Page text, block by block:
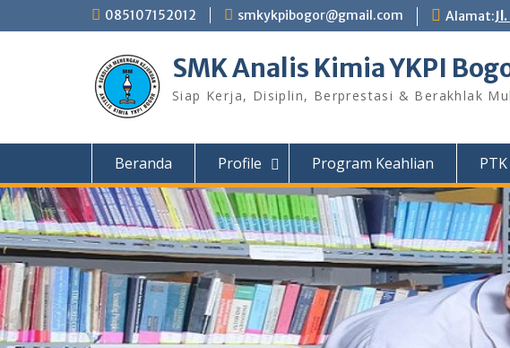
to
085107152012 smkykpibogor@gmail.com Alamat:
SMK Analis Kimia YKPI
Siap Kerja, Disiplin, Berprestasi & Berakhlak
Beranda Profile Program Keahlian PTK